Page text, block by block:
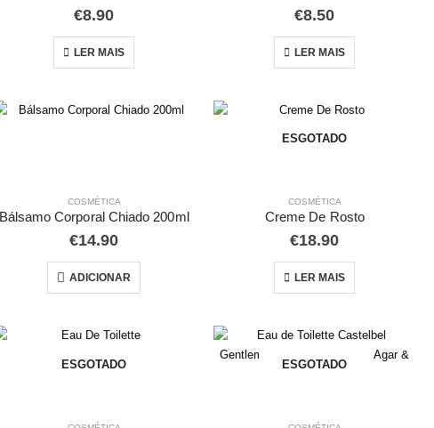
€8.90
LER MAIS
€8.50
LER MAIS
COSMÉTICA
Bálsamo Corporal Chiado 200ml
€14.90
ADICIONAR
ESGOTADO
COSMÉTICA
Creme De Rosto
€18.90
LER MAIS
ESGOTADO ESGOTADO